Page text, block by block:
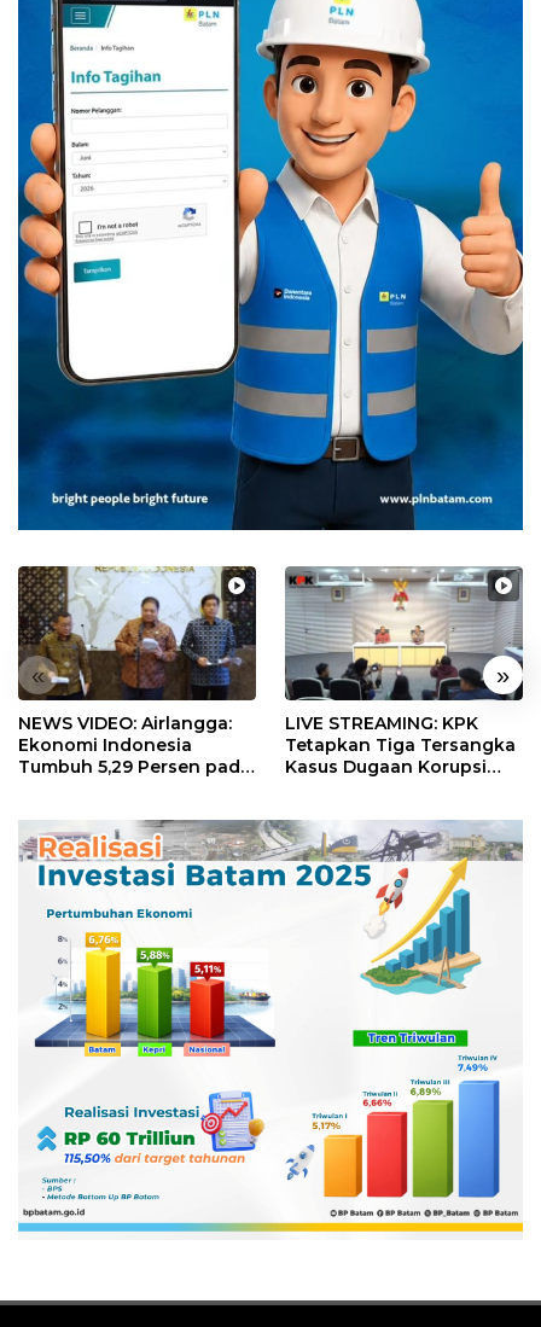
« »
NEWS VIDEO: Airlangga:
Ekonomi Indonesia
Tumbuh 5,29 Persen pada
LIVE STREAMING: KPK
Tetapkan Tiga Tersangka
Kasus Dugaan Korupsi